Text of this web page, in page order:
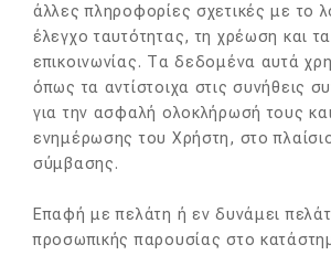
άλλες πληροφορίες σχετικές με το
έλεγχο ταυτότητας, τη χρέωση και τα
επικοινωνίας. Τα δεδομένα αυτά
όπως τα αντίστοιχα στις συνήθεις
για την ασφαλή ολοκλήρωσή τους
ενημέρωσης του Χρήστη, στο
σύμβασης.
Επαφή με πελάτη ή εν δυνάμει
προσωπικής παρουσίας στο